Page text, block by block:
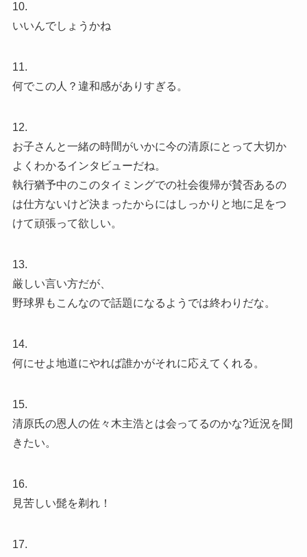
10.
いいんでしょうかね
11.
何でこの人？違和感がありすぎる。
12.
お子さんと一緒の時間がいかに今の清原にとって大切か
よくわかるインタビューだね。
執行猶予中のこのタイミングでの社会復帰が賛否あるの
は仕方ないけど決まったからにはしっかりと地に足をつ
けて頑張って欲しい。
13.
厳しい言い方だが、
野球界もこんなので話題になるようでは終わりだな。
14.
何にせよ地道にやれば誰かがそれに応えてくれる。
15.
清原氏の恩人の佐々木主浩とは会ってるのかな?近況を聞
きたい。
16.
見苦しい髭を剃れ！
17.